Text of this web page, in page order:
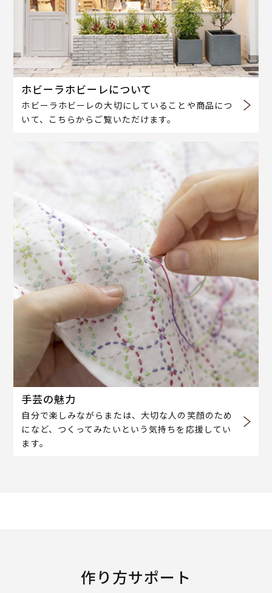
ホビーラホビーレについて
ホビーラホビーレの大切にしていることや商品につ
いて、こちらからご覧いただけます。
手芸の魅力
自分で楽しみながらまたは、大切な人の笑顔のため
になど、つくってみたいという気持ちを応援してい
ます。
作り方サポート